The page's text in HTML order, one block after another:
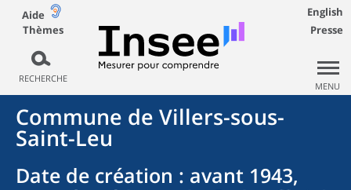
Aide
Thèmes
RECHERCHE
English
Presse
MENU
Commune de Villers-sous-
Saint-Leu
Date de création : avant 1943,